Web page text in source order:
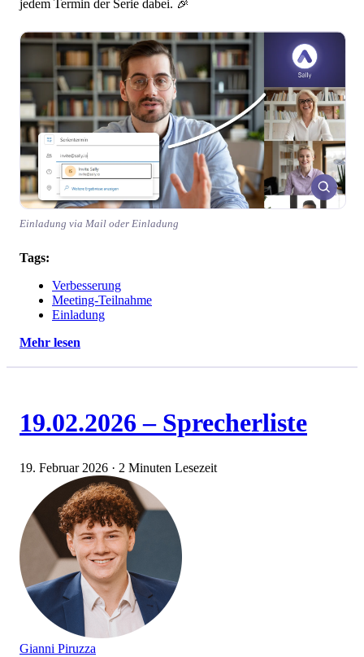
jedem Termin der Serie dabei. 🎉
Einladung via Mail oder Einladung
Tags:
Verbesserung
Meeting-Teilnahme
Einladung
Mehr lesen
19.02.2026 – Sprecherliste
19. Februar 2026 · 2 Minuten Lesezeit
Gianni Piruzza